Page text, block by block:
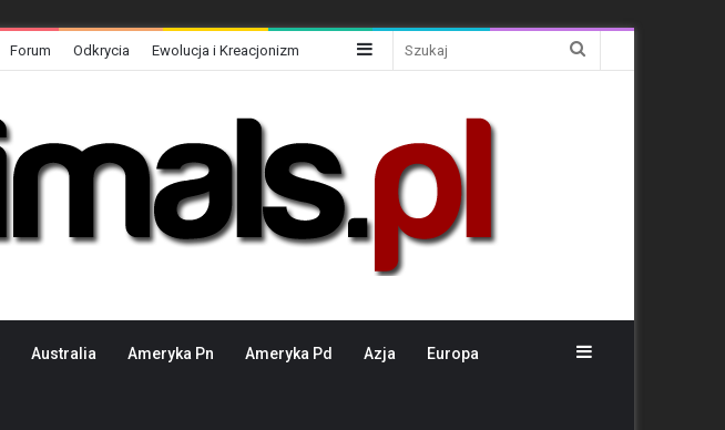
Forum Odkrycia Ewolucja i Kreacjonizm Sidebar
Australia Ameryka Pn Ameryka Pd Azja Europa Sidebar